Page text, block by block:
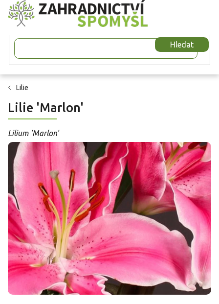
Přejít
na
obsah
Hledat
Lilie
Lilie 'Marlon'
Lilium 'Marlon'